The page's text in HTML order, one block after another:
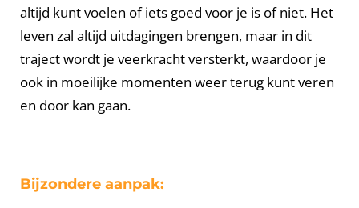
altijd kunt voelen of iets goed voor je is of niet. Het
leven zal altijd uitdagingen brengen, maar in dit
traject wordt je veerkracht versterkt, waardoor je
ook in moeilijke momenten weer terug kunt veren
en door kan gaan.
Bijzondere aanpak: